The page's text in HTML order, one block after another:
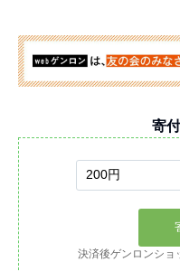
寄
決済後ゲンロンショ